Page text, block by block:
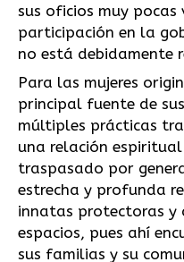
sus oficios muy pocas
participación en la
no está debidamente
Para las mujeres
principal fuente de
múltiples prácticas
una relación
traspasado por
estrecha y profunda
innatas protectoras y
espacios, pues ahí
sus familias y su